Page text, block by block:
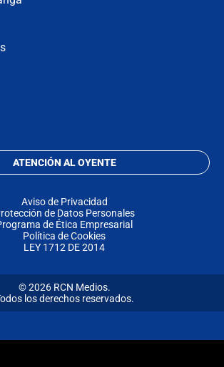
ATENCIÓN AL OYENTE
Aviso de Privacidad
de Datos Personales
de Ética Empresarial
Política de Cookies
LEY 1712 DE 2014
© 2026 RCN Medios.
los derechos reservados.